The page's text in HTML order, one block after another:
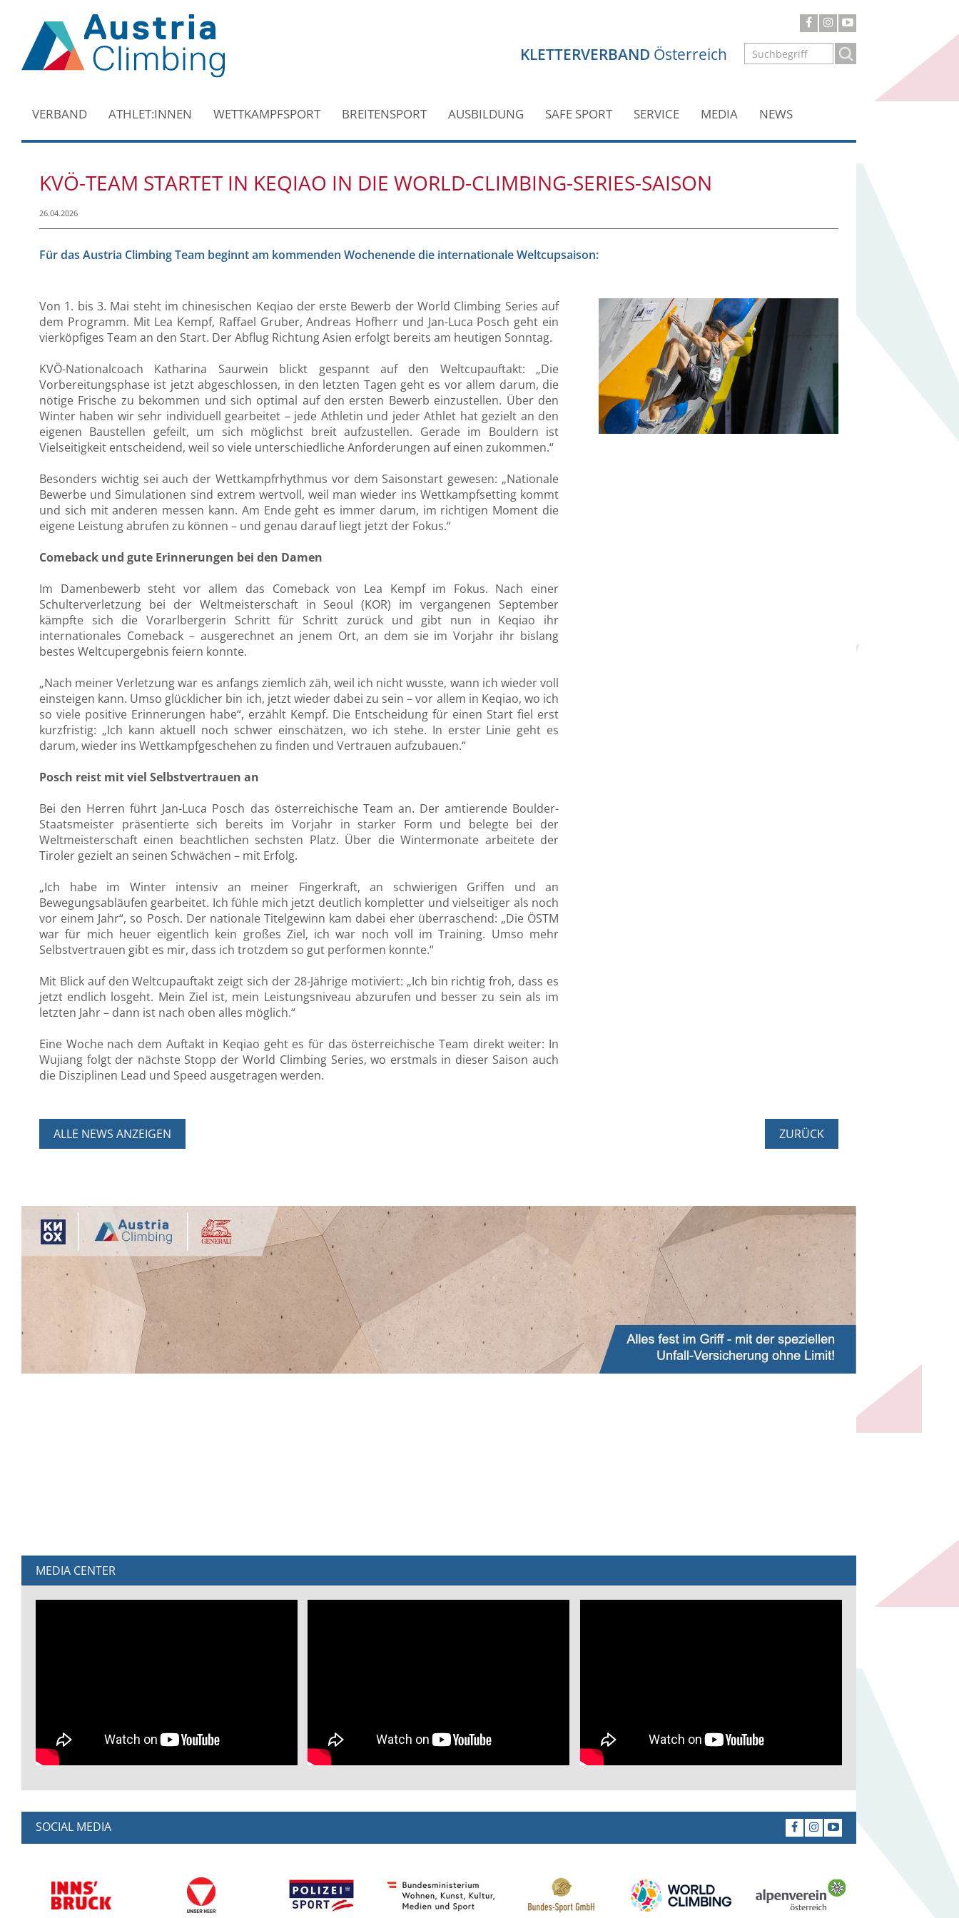
KLETTERVERBAND Österreich
VERBAND ATHLET:INNEN WETTKAMPFSPORT BREITENSPORT AUSBILDUNG SAFE SPORT SERVICE MEDIA NEWS
KVÖ-TEAM STARTET IN KEQIAO IN DIE WORLD-CLIMBING-SERIES-SAISON
26.04.2026
Für das Austria Climbing Team beginnt am kommenden Wochenende die internationale Weltcupsaison:
Von 1. bis 3. Mai steht im chinesischen Keqiao der erste Bewerb der World Climbing Series auf
dem Programm. Mit Lea Kempf, Raffael Gruber, Andreas Hofherr und Jan-Luca Posch geht ein
vierköpfiges Team an den Start. Der Abflug Richtung Asien erfolgt bereits am heutigen Sonntag.
KVÖ-Nationalcoach Katharina Saurwein blickt gespannt auf den Weltcupauftakt: „Die
Vorbereitungsphase ist jetzt abgeschlossen, in den letzten Tagen geht es vor allem darum, die
nötige Frische zu bekommen und sich optimal auf den ersten Bewerb einzustellen. Über den
Winter haben wir sehr individuell gearbeitet – jede Athletin und jeder Athlet hat gezielt an den
eigenen Baustellen gefeilt, um sich möglichst breit aufzustellen. Gerade im Bouldern ist
Vielseitigkeit entscheidend, weil so viele unterschiedliche Anforderungen auf einen zukommen.“
Besonders wichtig sei auch der Wettkampfrhythmus vor dem Saisonstart gewesen: „Nationale
Bewerbe und Simulationen sind extrem wertvoll, weil man wieder ins Wettkampfsetting kommt
und sich mit anderen messen kann. Am Ende geht es immer darum, im richtigen Moment die
eigene Leistung abrufen zu können – und genau darauf liegt jetzt der Fokus.“
Comeback und gute Erinnerungen bei den Damen
Im Damenbewerb steht vor allem das Comeback von Lea Kempf im Fokus. Nach einer
Schulterverletzung bei der Weltmeisterschaft in Seoul (KOR) im vergangenen September
kämpfte sich die Vorarlbergerin Schritt für Schritt zurück und gibt nun in Keqiao ihr
internationales Comeback – ausgerechnet an jenem Ort, an dem sie im Vorjahr ihr bislang
bestes Weltcupergebnis feiern konnte.
„Nach meiner Verletzung war es anfangs ziemlich zäh, weil ich nicht wusste, wann ich wieder voll
einsteigen kann. Umso glücklicher bin ich, jetzt wieder dabei zu sein – vor allem in Keqiao, wo ich
so viele positive Erinnerungen habe“, erzählt Kempf. Die Entscheidung für einen Start fiel erst
kurzfristig: „Ich kann aktuell noch schwer einschätzen, wo ich stehe. In erster Linie geht es
darum, wieder ins Wettkampfgeschehen zu finden und Vertrauen aufzubauen.“
Posch reist mit viel Selbstvertrauen an
Bei den Herren führt Jan-Luca Posch das österreichische Team an. Der amtierende Boulder-
Staatsmeister präsentierte sich bereits im Vorjahr in starker Form und belegte bei der
Weltmeisterschaft einen beachtlichen sechsten Platz. Über die Wintermonate arbeitete der
Tiroler gezielt an seinen Schwächen – mit Erfolg.
„Ich habe im Winter intensiv an meiner Fingerkraft, an schwierigen Griffen und an
Bewegungsabläufen gearbeitet. Ich fühle mich jetzt deutlich kompletter und vielseitiger als noch
vor einem Jahr“, so Posch. Der nationale Titelgewinn kam dabei eher überraschend: „Die ÖSTM
war für mich heuer eigentlich kein großes Ziel, ich war noch voll im Training. Umso mehr
Selbstvertrauen gibt es mir, dass ich trotzdem so gut performen konnte.“
Mit Blick auf den Weltcupauftakt zeigt sich der 28-Jährige motiviert: „Ich bin richtig froh, dass es
jetzt endlich losgeht. Mein Ziel ist, mein Leistungsniveau abzurufen und besser zu sein als im
letzten Jahr – dann ist nach oben alles möglich.“
Eine Woche nach dem Auftakt in Keqiao geht es für das österreichische Team direkt weiter: In
Wujiang folgt der nächste Stopp der World Climbing Series, wo erstmals in dieser Saison auch
die Disziplinen Lead und Speed ausgetragen werden.
ALLE NEWS ANZEIGEN ZURÜCK
MEDIA CENTER
SOCIAL MEDIA